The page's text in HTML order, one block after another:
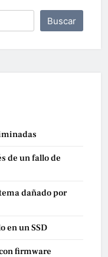
Buscar
de un fallo de
dañado por
en un SSD
firmware